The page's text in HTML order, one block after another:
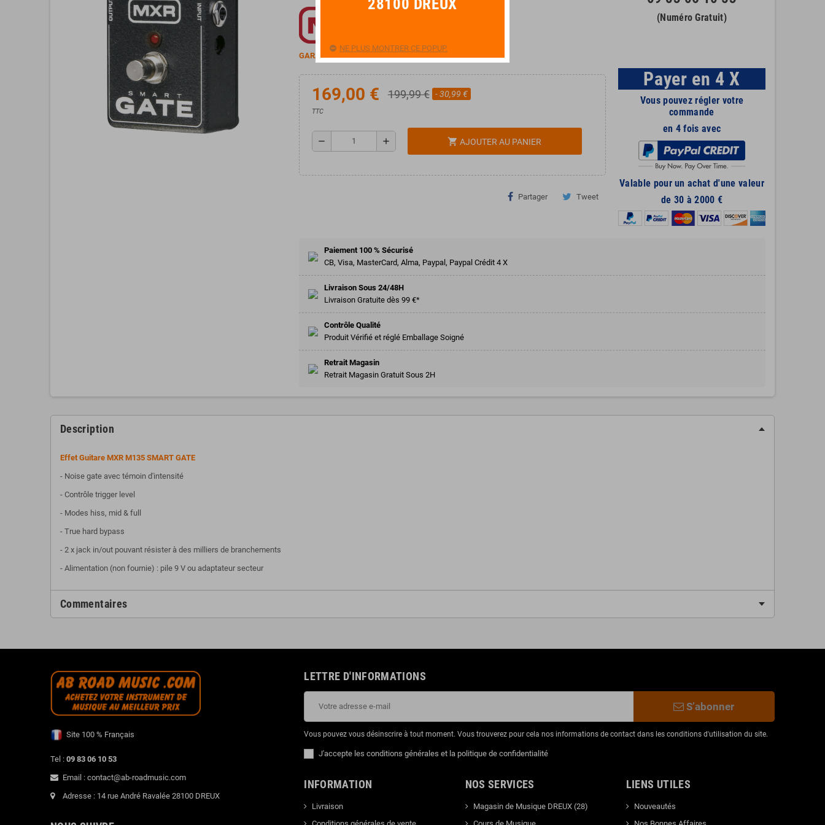
GARANTIE 2 ANS
169,00 € 199,99 € - 30,99 €
TTC
remove add shopping_cart AJOUTER AU PANIER
Partager Tweet
(Numéro Gratuit)
Payer en 4 X
Vous pouvez régler votre
commande
en 4 fois avec
Valable pour un achat d'une valeur
de 30 à 2000 €
Paiement 100 % Sécurisé
CB, Visa, MasterCard, Alma, Paypal, Paypal Crédit 4 X
Livraison Sous 24/48H
Livraison Gratuite dès 99 €*
Contrôle Qualité
Produit Vérifié et réglé Emballage Soigné
Retrait Magasin
Retrait Magasin Gratuit Sous 2H
Description
Effet Guitare MXR M135 SMART GATE
- Noise gate avec témoin d'intensité
- Contrôle trigger level
- Modes hiss, mid & full
- True hard bypass
- 2 x jack in/out pouvant résister à des milliers de branchements
- Alimentation (non fournie) : pile 9 V ou adaptateur secteur
Commentaires
Site 100 % Français
Tel : 09 83 06 10 53
Email : contact@ab-roadmusic.com
Adresse : 14 rue André Ravalée 28100 DREUX
LETTRE D'INFORMATIONS
S’abonner
Vous pouvez vous désinscrire à tout moment. Vous trouverez pour cela nos informations de contact dans les conditions d'utilisation du site.
J'accepte les conditions générales et la politique de confidentialité
INFORMATION
Livraison
NOS SERVICES
Magasin de Musique DREUX (28)
LIENS UTILES
Nouveautés
28100 DREUX
NE PLUS MONTRER CE POPUP.